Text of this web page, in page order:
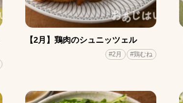
【2月】鶏肉のシュニッツェル
#2月 #鶏むね